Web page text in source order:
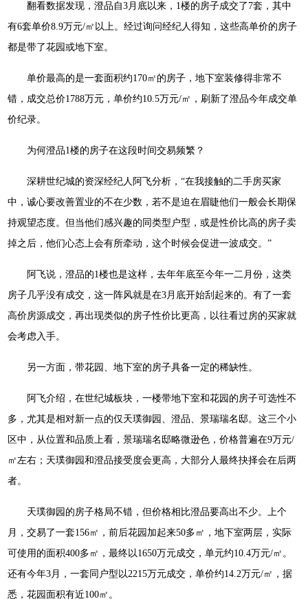
翻看数据发现，澄品自3月底以来，1楼的房子成交了7套，其中
有6套单价8.9万元/㎡以上。经过询问经纪人得知，这些高单价的房子
都是带了花园或地下室。
单价最高的是一套面积约170㎡的房子，地下室装修得非常不
错，成交总价1788万元，单价约10.5万元/㎡，刷新了澄品今年成交单
价纪录。
为何澄品1楼的房子在这段时间交易频繁？
深耕世纪城的资深经纪人阿飞分析，“在我接触的二手房买家
中，诚心要改善置业的不在少数，若不是迫在眉睫他们一般会长期保
持观望态度。但当他们感兴趣的同类型户型，或是性价比高的房子卖
掉之后，他们心态上会有所牵动，这个时候会促进一波成交。”
阿飞说，澄品的1楼也是这样，去年年底至今年一二月份，这类
房子几乎没有成交，这一阵风就是在3月底开始刮起来的。有了一套
高价房源成交，再出现类似的房子性价比更高，以往看过房的买家就
会考虑入手。
另一方面，带花园、地下室的房子具备一定的稀缺性。
阿飞介绍，在世纪城板块，一楼带地下室和花园的房子可选性不
多，尤其是相对新一点的仅天璞御园、澄品、景瑞瑞名邸。这三个小
区中，从位置和品质上看，景瑞瑞名邸略微逊色，价格普遍在9万元/
㎡左右；天璞御园和澄品接受度会更高，大部分人最终抉择会在后两
者。
天璞御园的房子格局不错，但价格相比澄品要高出不少。上个
月，交易了一套156㎡，前后花园加起来50多㎡，地下室两层，实际
可使用的面积400多㎡，最终以1650万元成交，单元约10.4万元/㎡。
还有今年3月，一套同户型以2215万元成交，单价约14.2万元/㎡，据
悉，花园面积有近100㎡。